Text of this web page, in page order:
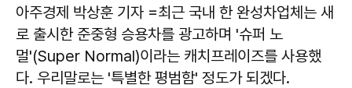
아주경제 박상훈 기자 =최근 국내 한 완성차업체는 새
로 출시한 준중형 승용차를 광고하며 '슈퍼 노
멀'(Super Normal)이라는 캐치프레이즈를 사용했
다. 우리말로는 '특별한 평범함' 정도가 되겠다.